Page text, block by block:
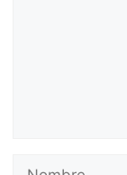
Nombre